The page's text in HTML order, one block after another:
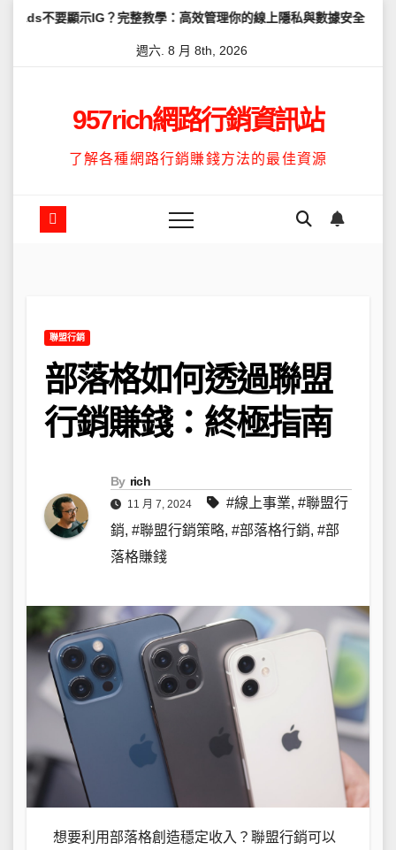
IG？完整教學：高效管理你的線上隱私與數據安全 怎麼讓
週六. 8 月 8th, 2026
957rich網路行銷資訊站
了解各種網路行銷賺錢方法的最佳資源
聯盟行銷
部落格如何透過聯盟
行銷賺錢：終極指南
By rich
11 月 7, 2024 #線上事業, #聯盟行
銷, #聯盟行銷策略, #部落格行銷, #部
落格賺錢
想要利用部落格創造穩定收入？聯盟行銷可以